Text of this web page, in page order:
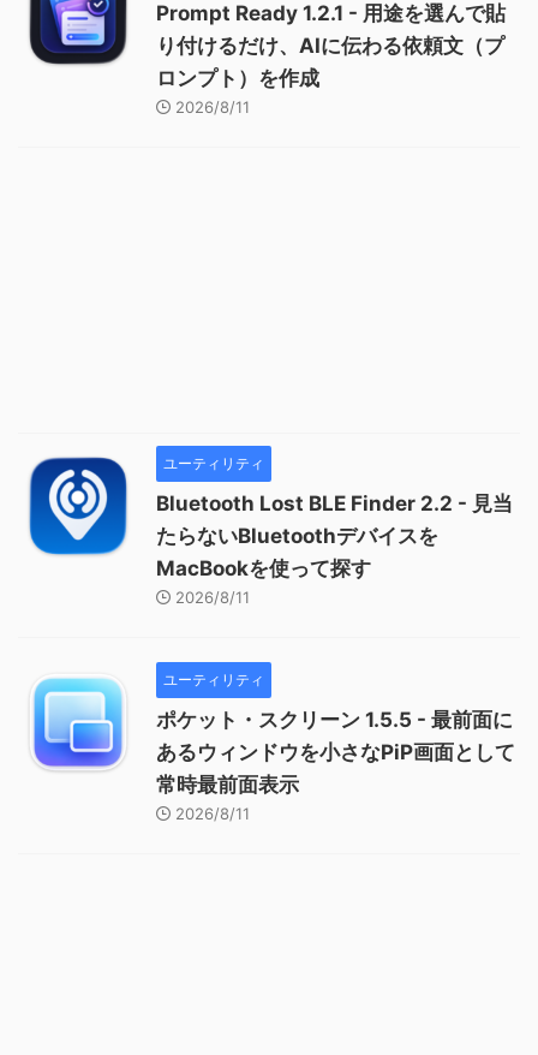
Prompt Ready 1.2.1 - 用途を選んで貼
り付けるだけ、AIに伝わる依頼文（プ
ロンプト）を作成
2026/8/11
ユーティリティ
Bluetooth Lost BLE Finder 2.2 - 見当
たらないBluetoothデバイスを
MacBookを使って探す
2026/8/11
ユーティリティ
ポケット・スクリーン 1.5.5 - 最前面に
あるウィンドウを小さなPiP画面として
常時最前面表示
2026/8/11